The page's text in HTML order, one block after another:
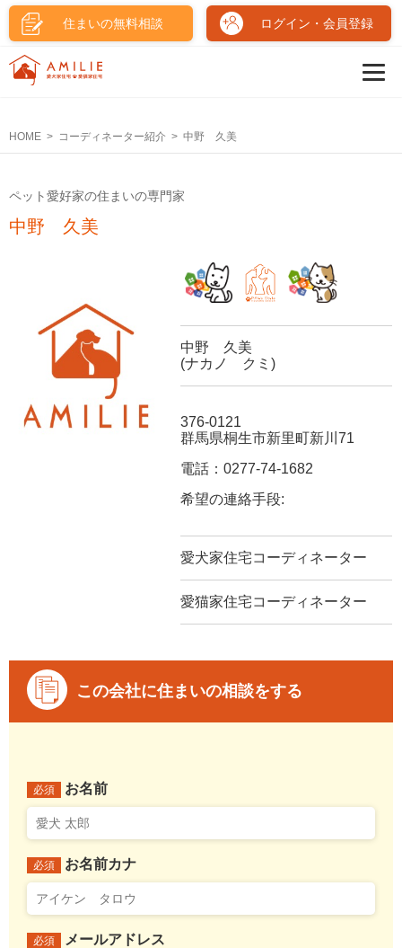
住まいの無料相談 ログイン・会員登録
HOME コーディネーター紹介 中野 久美
ペット愛好家の住まいの専門家
中野 久美
中野 久美
(ナカノ クミ)
376-0121
群馬県桐生市新里町新川71
電話：0277-74-1682
希望の連絡手段:
愛犬家住宅コーディネーター
愛猫家住宅コーディネーター
この会社に住まいの相談をする
必須 お名前
必須 お名前カナ
必須 メールアドレス